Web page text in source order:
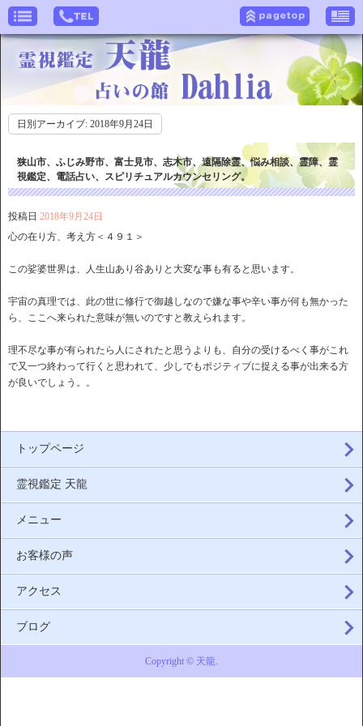
日別アーカイブ: 2018年9月24日
狭山市、ふじみ野市、富士見市、志木市、遠隔除霊、悩み相談、霊障、霊
視鑑定、電話占い、スピリチュアルカウンセリング。
投稿日 2018年9月24日
心の在り方、考え方＜４９１＞
この娑婆世界は、人生山あり谷ありと大変な事も有ると思います。
宇宙の真理では、此の世に修行で御越しなので嫌な事や辛い事が何も無かった
ら、ここへ来られた意味が無いのですと教えられます。
理不尽な事が有られたら人にされたと思うよりも、自分の受けるべく事がこれ
で又一つ終わって行くと思われて、少しでもポジティブに捉える事が出来る方
が良いでしょう。。
トップページ
霊視鑑定 天龍
メニュー
お客様の声
アクセス
ブログ
Copyright © 天龍.